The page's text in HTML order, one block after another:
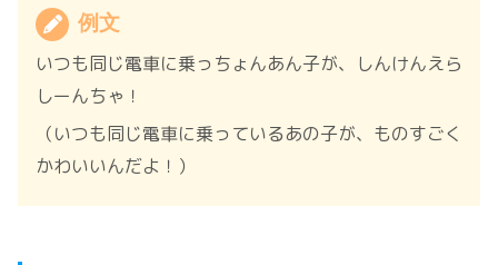
例文
いつも同じ電車に乗っちょんあん子が、しんけんえら
しーんちゃ！
（いつも同じ電車に乗っているあの子が、ものすごく
かわいいんだよ！）